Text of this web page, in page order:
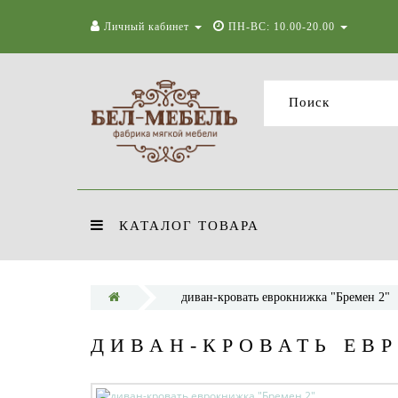
Личный кабинет ПН-ВС: 10.00-20.00
КАТАЛОГ ТОВАРА
диван-кровать еврокнижка "Бремен 2"
ДИВАН-КРОВАТЬ